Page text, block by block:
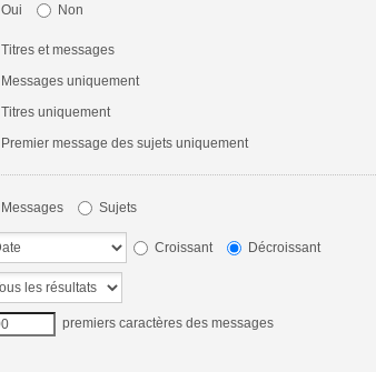
Oui Non
Titres et messages
Messages uniquement
Titres uniquement
Premier message des sujets uniquement
Messages Sujets
Croissant Décroissant
premiers caractères des messages